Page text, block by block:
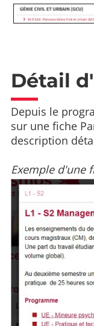
Détail
Depuis le
sur une fiche
description
Exemple d'une